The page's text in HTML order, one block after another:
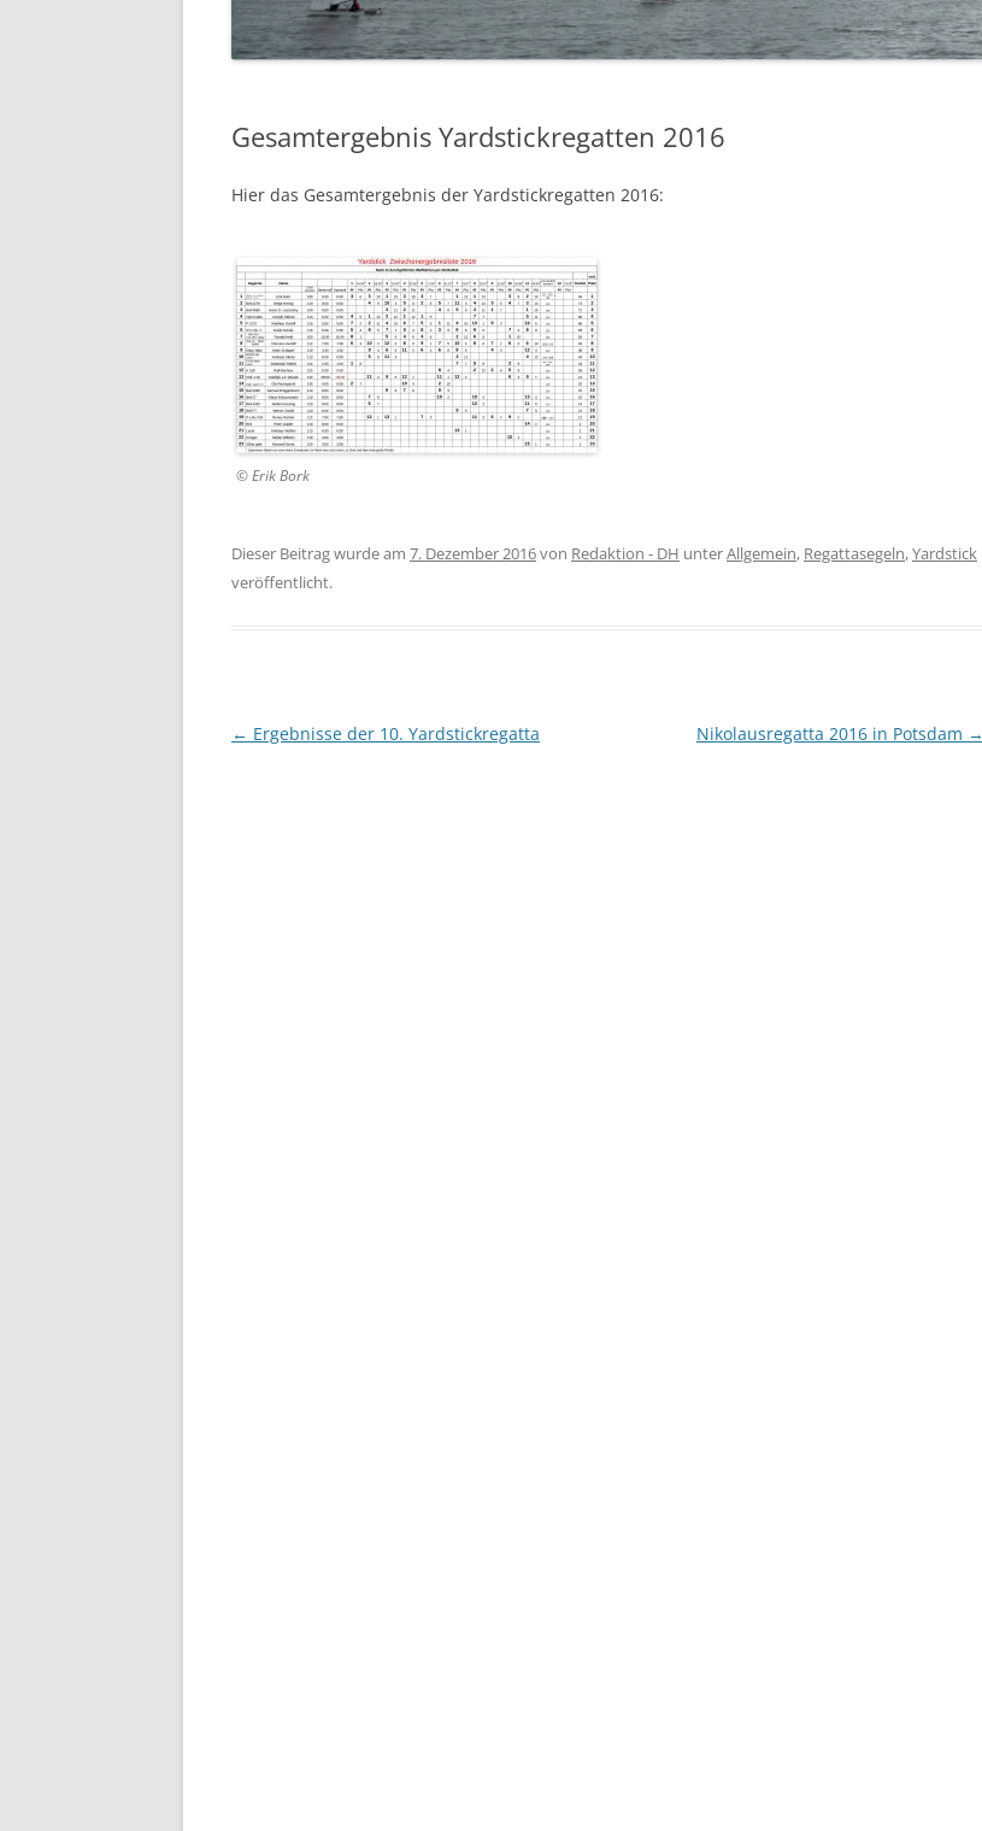
BÜRGERMEISTERPOKAL 2019
BÜRGERMEISTERPOKAL 2017
BÜRGERMEISTERPOKAL 2016
07.06.2014 PFINGSTREGATTA
Gesamtergebnis Yardstickregatten 2016
Hier das Gesamtergebnis der Yardstickregatten 2016:
© Erik Bork
Dieser Beitrag wurde am 7. Dezember 2016von Redaktion - DH unterAllgemein, Regattasegeln,Yardstick
veröffentlicht.
Beitragsnavigation
← Ergebnisse der 10. Yardstickregatta Nikolausregatta 2016 in Potsdam →